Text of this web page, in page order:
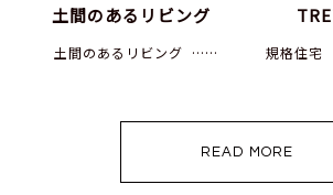
土間のあるリビング
土間のあるリビング …… 規格住宅
READ MORE